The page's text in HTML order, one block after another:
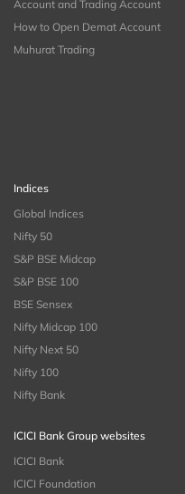
Account and Trading Account
How to Open Demat Account
Muhurat Trading
Indices
Global Indices
Nifty 50
S&P BSE Midcap
S&P BSE 100
BSE Sensex
Nifty Midcap 100
Nifty Next 50
Nifty 100
Nifty Bank
ICICI Bank Group websites
ICICI Bank
ICICI Foundation